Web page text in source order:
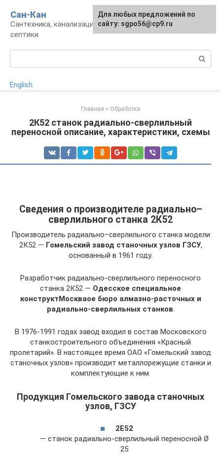
контенту
Сан-Кан
Сантехника, канализация, водопровод,
септики
English
Главная » Обработка
2К52 станок радиально-сверлильный
переносной описание, характеристики, схемы
Сведения о производителе радиально–
сверлильного станка 2К52
Производитель радиально–сверлильного станка модели
2К52 — Гомельский завод станочных узлов ГЗСУ,
основанный в 1961 году.
Разработчик радиально-сверлильного переносного
станка 2К52 — Одесское специальное
конструктМоскваое бюро алмазно-расточных и
радиально-сверлильных станков.
В 1976-1991 годах завод входил в состав Московского
станкостроительного объединения «Красный
пролетарий». В настоящее время ОАО «Гомельский завод
станочных узлов» производит металлорежущие станки и
комплектующие к ним.
Продукция Гомельского завода станочных
узлов, ГЗСУ
2Е52
— станок радиально-сверлильный переносной Ø
25
Для любых предложений по
сайту: sgpo56@cp9.ru